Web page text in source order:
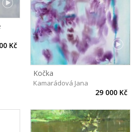
Kč
Kočka
Kamarádová Jana
29 000 Kč